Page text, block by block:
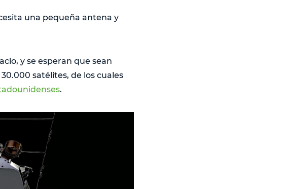
una pequeña antena y
y se esperan que sean
satélites, de los cuales
.